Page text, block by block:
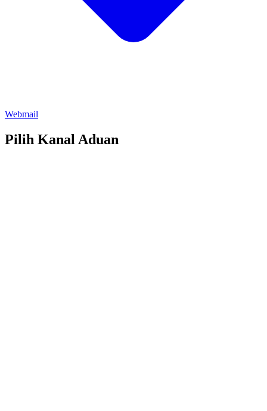
Webmail
Pilih Kanal Aduan